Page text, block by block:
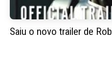
Saiu o novo trailer de